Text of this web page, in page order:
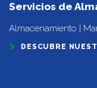
Servicios de
Almacenamiento |
DESCUBRE